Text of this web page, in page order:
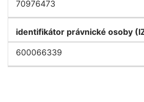
70976473
identifikátor právnické osoby
600066339